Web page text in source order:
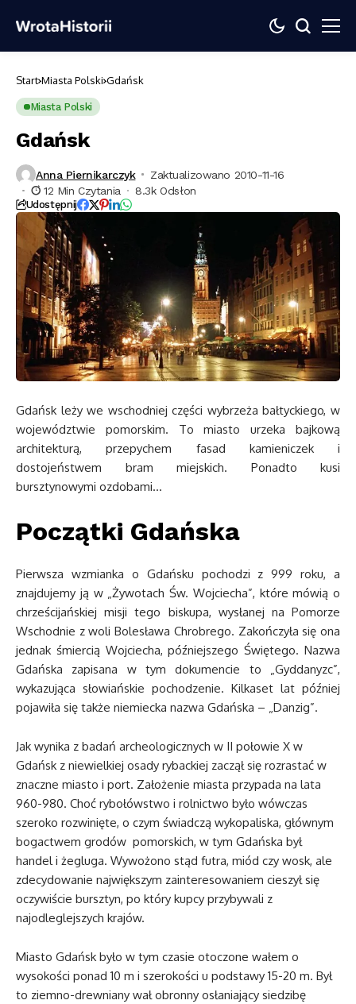
Start Miasta Polski Gdańsk
Miasta Polski
Gdańsk
Anna Piernikarczyk
Zaktualizowano 2010-11-16
12 Min Czytania
8.3k Odsłon
Udostępnij
Gdańsk leży we wschodniej części wybrzeża bałtyckiego, w
województwie pomorskim. To miasto urzeka bajkową
architekturą, przepychem fasad kamieniczek i
dostojeństwem bram miejskich. Ponadto kusi
bursztynowymi ozdobami…
Początki Gdańska
Pierwsza wzmianka o Gdańsku pochodzi z 999 roku, a
znajdujemy ją w „Żywotach Św. Wojciecha”, które mówią o
chrześcijańskiej misji tego biskupa, wysłanej na Pomorze
Wschodnie z woli Bolesława Chrobrego. Zakończyła się ona
jednak śmiercią Wojciecha, późniejszego Świętego. Nazwa
Gdańska zapisana w tym dokumencie to „Gyddanyzc”,
wykazująca słowiańskie pochodzenie. Kilkaset lat później
pojawiła się także niemiecka nazwa Gdańska – „Danzig”.
Jak wynika z badań archeologicznych w II połowie X w
Gdańsk z niewielkiej osady rybackiej zaczął się rozrastać w
znaczne miasto i port. Założenie miasta przypada na lata
960-980. Choć rybołówstwo i rolnictwo było wówczas
szeroko rozwinięte, o czym świadczą wykopaliska, głównym
bogactwem grodów pomorskich, w tym Gdańska był
handel i żegluga. Wywożono stąd futra, miód czy wosk, ale
zdecydowanie największym zainteresowaniem cieszył się
oczywiście bursztyn, po który kupcy przybywali z
najodleglejszych krajów.
Miasto Gdańsk było w tym czasie otoczone wałem o
wysokości ponad 10 m i szerokości u podstawy 15-20 m. Był
to ziemno-drewniany wał obronny osłaniający siedzibę